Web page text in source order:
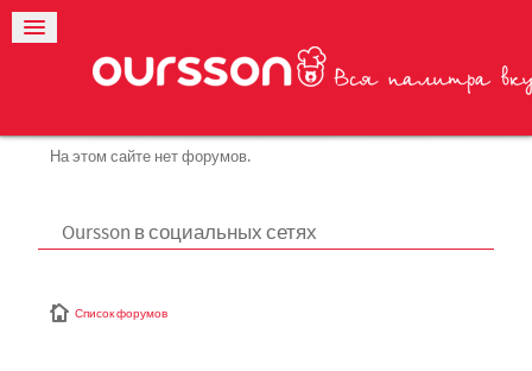
На этом сайте нет форумов.
Oursson в социальных сетях
Список форумов